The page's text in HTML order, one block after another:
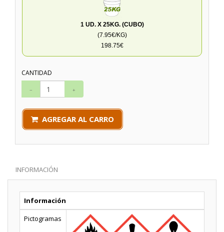
1 UD. X 25KG. (CUBO)
(7.95€/KG)
198.75€
CANTIDAD
AGREGAR AL CARRO
INFORMACIÓN
Información
Pictogramas